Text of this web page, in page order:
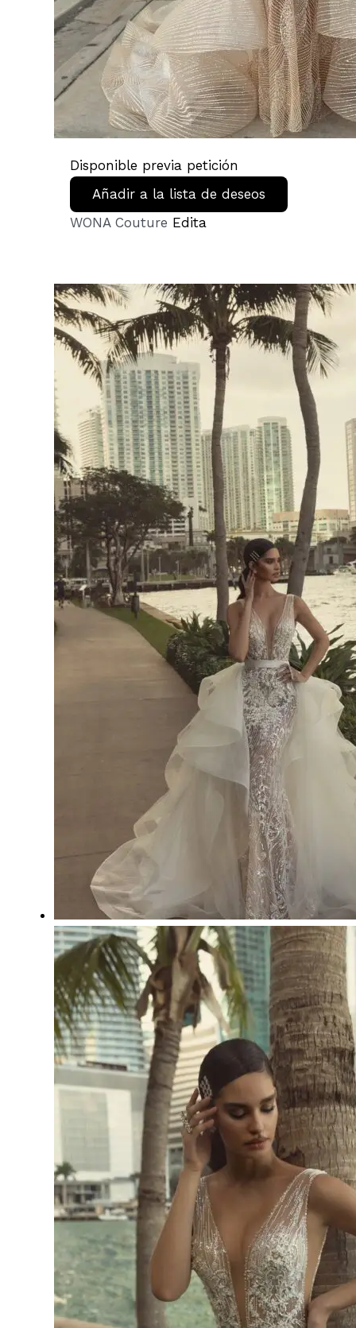
Disponible previa petición
Añadir a la lista de deseos
WONA Couture Edita